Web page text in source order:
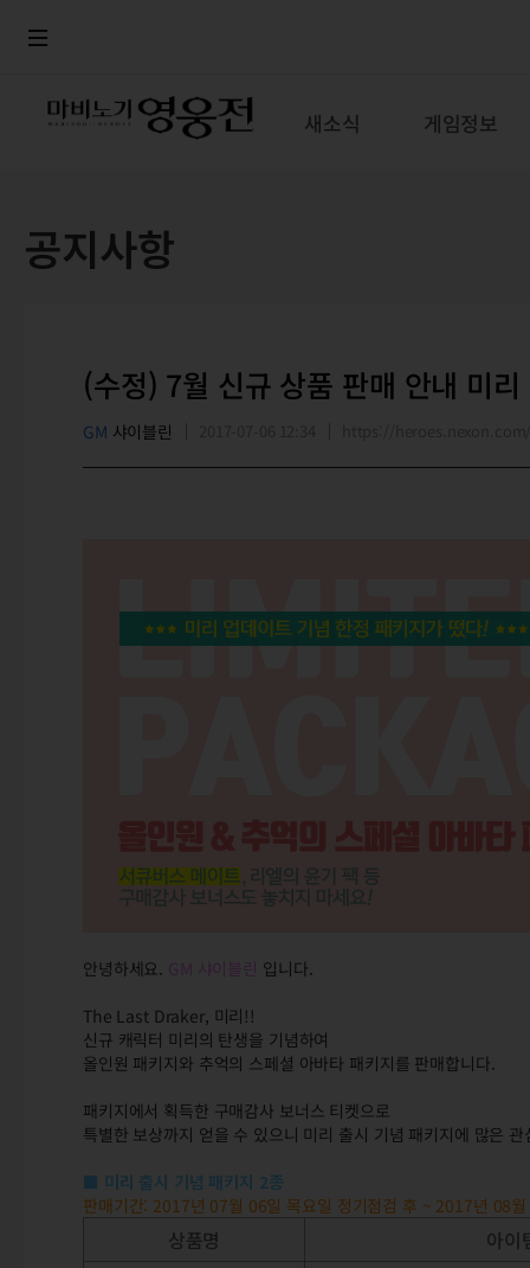
새소식 게임정보
공지사항
(수정) 7월 신규 상품 판매 안내 미
GM 샤이블린
안녕하세요. GM 샤이블린 입니다.
The Last Draker, 미리!!
신규 캐릭터 미리의 탄생을 기념하여
올인원 패키지와 추억의 스페셜 아바타 패키지를 판매합니다.
패키지에서 획득한 구매감사 보너스 티켓으로
특별한 보상까지 얻을 수 있으니 미리 출시 기념 패키지에 많은
■ 미리 출시 기념 패키지 2종
판매기간: 2017년 07월 06일 목요일 정기점검 후 ~ 2017년 08
상품명 아이